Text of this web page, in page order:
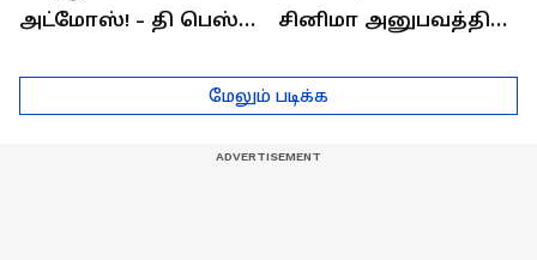
அட்மோஸ்! - தி பெஸ்ட்
எக்ஸ்பீரியன்ஸ்
சினிமா அனுபவத்தில்
மேலும் படிக்க